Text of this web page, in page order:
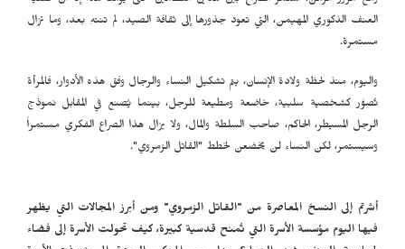
العنف الذكوري المهيمن، التي تعود جذورها إلى ثقافة الصيد، لم تنتهِ بعد، وما تزال
مستمرة.
واليوم، منذ لحظة ولادة الإنسان، يتم تشكيل النساء والرجال وفق هذه الأدوار، فالمرأة
تُصوَّر كشخصية سلبية، خاضعة ومطيعة للرجل، بينما يُصنع في المقابل نموذج
الرجل المسيطر، الحاكم، صاحب السلطة والمال، ولا يزال هذا الصراع الفكري مستمراً
وسيستمر، لكن النساء لن يخضعن لخطط "القاتل الزمروي".
أشرتم إلى النسخ المعاصرة من "القاتل الزمروي" ومن أبرز المجالات التي يظهر
فيها اليوم مؤسسة الأسرة التي تُمنح قدسية كبيرة، كيف تحولت الأسرة إلى فضاء